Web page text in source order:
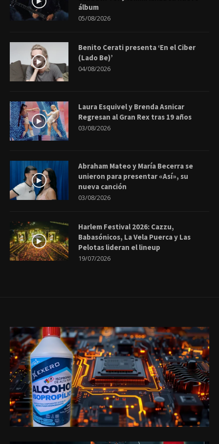
álbum
05/08/2026
Benito Cerati presenta ‘En el Ciber
(Lado Be)’
04/08/2026
Laura Esquivel y Brenda Asnicar
Regresan al Gran Rex tras 19 años
03/08/2026
Abraham Mateo y María Becerra se
unieron para presentar «Así», su
nueva canción
03/08/2026
Harlem Festival 2026: Cazzu,
Babasónicos, La Vela Puerca y Las
Pelotas lideran el lineup
19/07/2026